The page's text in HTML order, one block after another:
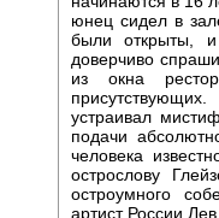
юнец сидел в
были открыты,
доверчиво
из окна
устраивал
подачи
человека
острослову
остроумного
артист России